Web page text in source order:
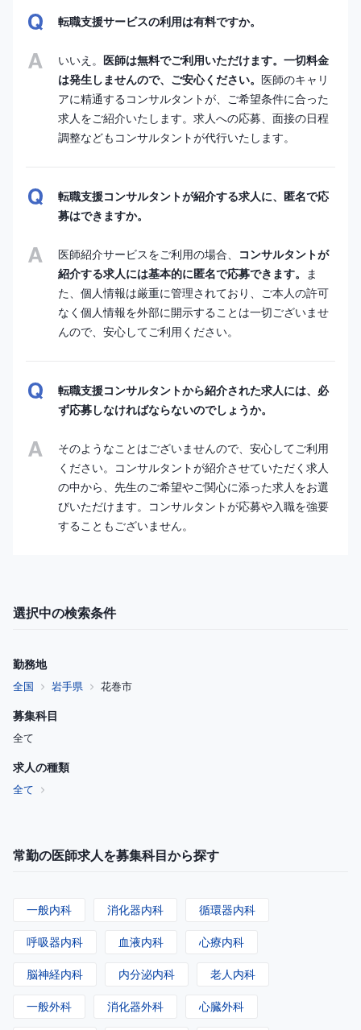
転職支援サービスの利用は有料ですか。
いいえ。 医師は無料でご利用いただけます。一切料金
は発生しませんので、ご安心ください。 医師のキャリ
アに精通するコンサルタントが、ご希望条件に合った
求人をご紹介いたします。求人への応募、面接の日程
調整などもコンサルタントが代行いたします。
転職支援コンサルタントが紹介する求人に、匿名で応
募はできますか。
医師紹介サービスをご利用の場合、
コンサルタントが
紹介する求人には基本的に匿名で応募できます。 ま
た、個人情報は厳重に管理されており、ご本人の許可
なく個人情報を外部に開示することは一切ございませ
んので、安心してご利用ください。
転職支援コンサルタントから紹介された求人には、必
ず応募しなければならないのでしょうか。
そのようなことはございませんので、安心してご利用
ください。コンサルタントが紹介させていただく求人
の中から、先生のご希望やご関心に添った求人をお選
びいただけます。コンサルタントが応募や入職を強要
することもございません。
選択中の検索条件
勤務地
全国 岩手県 花巻市
募集科目
全て
求人の種類
全て
常勤の医師求人を募集科目から探す
一般内科 消化器内科 循環器内科
呼吸器内科 血液内科 心療内科
脳神経内科 内分泌内科 老人内科
一般外科 消化器外科 心臓外科